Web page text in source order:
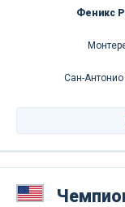
Феникс
Сан-Антонио